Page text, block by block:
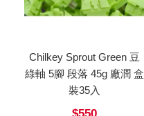
Chilkey Sprout Green 豆
綠軸 5腳 段落 45g 廠潤 盒
裝35入